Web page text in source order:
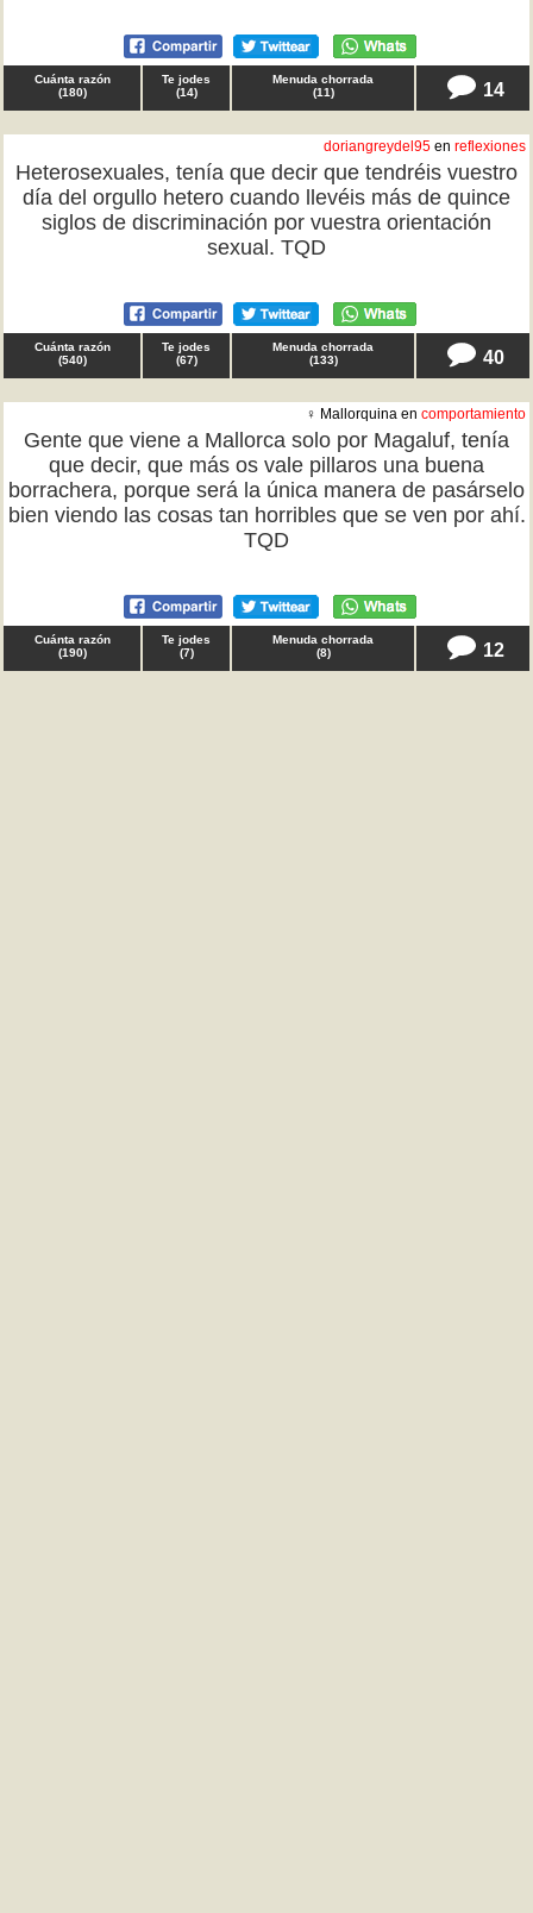
Cuánta razón
(180)
Te jodes
(14)
Menuda chorrada
(11) 14
doriangreydel95 en reflexiones
Heterosexuales, tenía que decir que tendréis vuestro
día del orgullo hetero cuando llevéis más de quince
siglos de discriminación por vuestra orientación
sexual. TQD
Cuánta razón
(540)
Te jodes
(67)
Menuda chorrada
(133) 40
♀ Mallorquina en comportamiento
Gente que viene a Mallorca solo por Magaluf, tenía
que decir, que más os vale pillaros una buena
borrachera, porque será la única manera de pasárselo
bien viendo las cosas tan horribles que se ven por ahí.
TQD
Cuánta razón
(190)
Te jodes
(7)
Menuda chorrada
(8) 12